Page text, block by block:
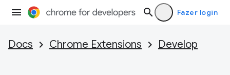
Fazer login
Docs Chrome Extensions Develop